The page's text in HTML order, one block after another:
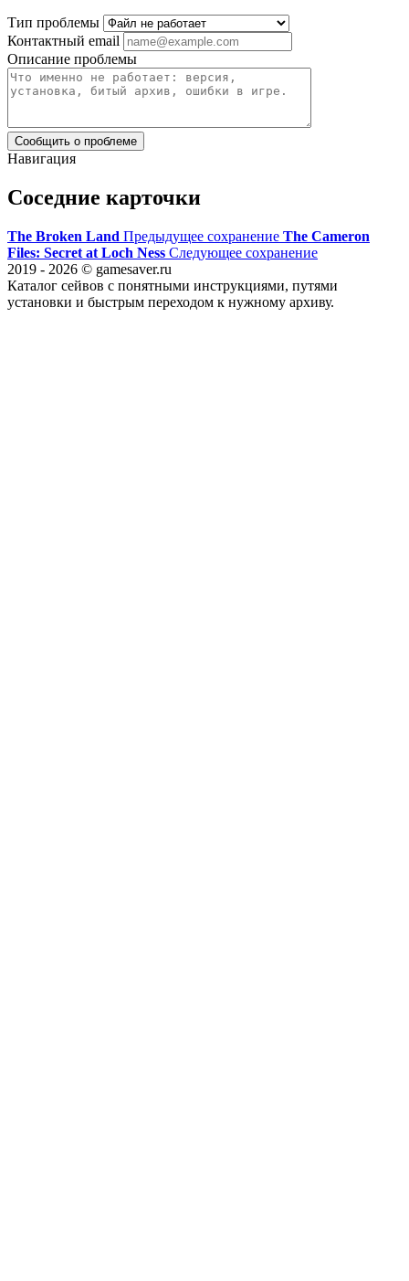
Тип проблемы
Контактный email
Описание проблемы
Сообщить о проблеме
Навигация
Соседние карточки
The Broken Land Предыдущее сохранение The Cameron
Files: Secret at Loch Ness Следующее сохранение
2019 - 2026 © gamesaver.ru
Каталог сейвов с понятными инструкциями, путями
установки и быстрым переходом к нужному архиву.